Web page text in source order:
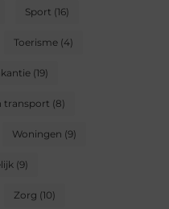
Sport (16)
Toerisme(4)
(19)
transport (8)
Woningen (9)
(9)
Zorg (10)